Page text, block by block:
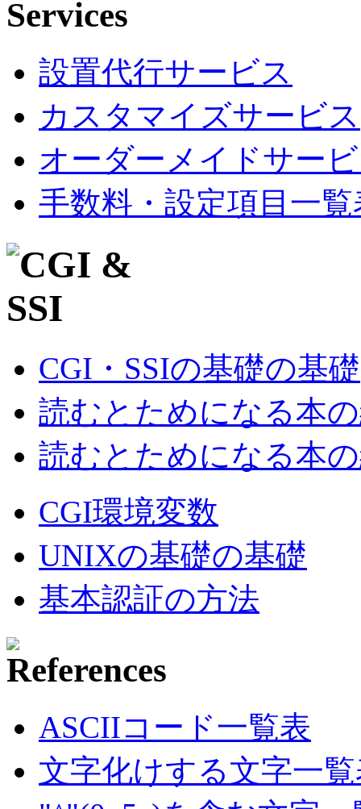
設置代行サービス
カスタマイズサービス
オーダーメイドサー
手数料・設定項目一覧
CGI・SSIの基礎の基礎
読むとためになる本
読むとためになる本
CGI環境変数
UNIXの基礎の基礎
基本認証の方法
ASCIIコード一覧表
文字化けする文字一